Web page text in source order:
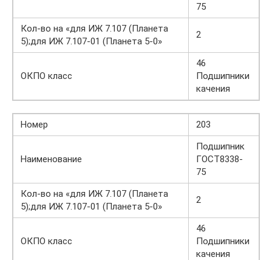
75
Кол-во на «для ИЖ 7.107 (Планета
5);для ИЖ 7.107-01 (Планета 5-0»
2
ОКПО класс
46
Подшипники
качения
Номер 203
Наименование
Подшипник
ГОСТ8338-
75
Кол-во на «для ИЖ 7.107 (Планета
5);для ИЖ 7.107-01 (Планета 5-0»
2
ОКПО класс
46
Подшипники
качения